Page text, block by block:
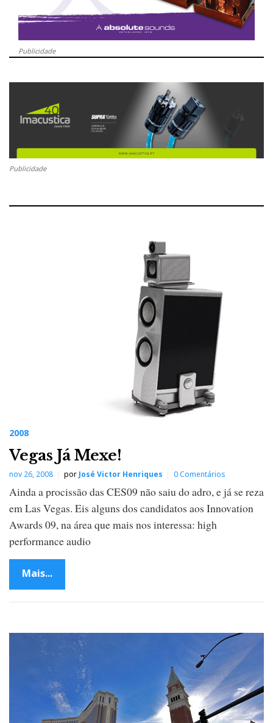
Publicidade
Publicidade
2008
Vegas Já Mexe!
nov 26, 2008 por José Victor Henriques 0 Comentários
Ainda a procissão das CES09 não saiu do adro, e já se reza
em Las Vegas. Eis alguns dos candidatos aos Innovation
Awards 09, na área que mais nos interessa: high
performance audio
Mais...